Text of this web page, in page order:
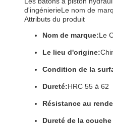
d'ingénierieLe nom de
Attributs du produit
Nom de marque:Le
Le lieu d'origine:
Condition de la
Dureté:HRC 55 à 62
Résistance au
Dureté de la